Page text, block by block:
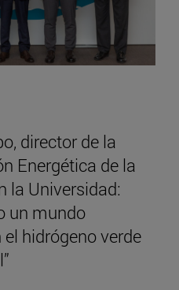
director de la
Energética de la
la Universidad:
un mundo
hidrógeno verde